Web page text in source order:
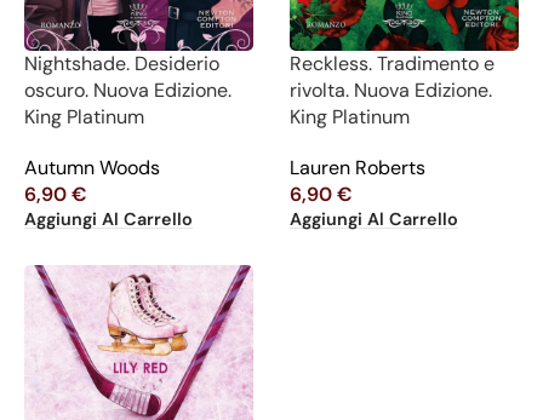
Nightshade. Desiderio
oscuro. Nuova Edizione.
King Platinum
Autumn Woods
6,90€
Aggiungi Al Carrello
Reckless. Tradimento e
rivolta. Nuova Edizione.
King Platinum
Lauren Roberts
6,90€
Aggiungi Al Carrello